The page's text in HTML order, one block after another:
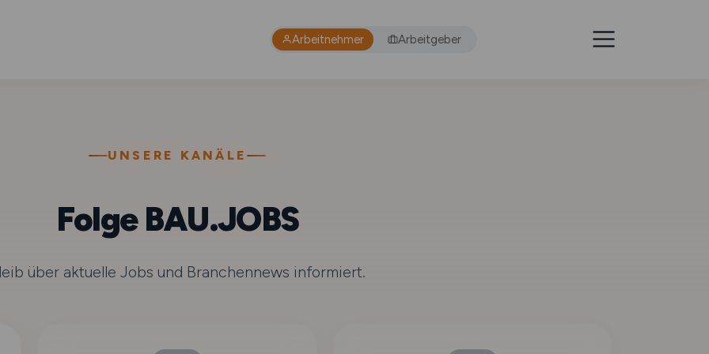
Arbeitnehmer Arbeitgeber
UNSERE KANÄLE
Folge BAU.JOBS
über aktuelle Jobs und Branchennews informiert.